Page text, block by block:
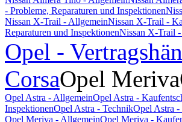
- Probleme, Reparaturen und Inspektionen
Nissan X-Trail - AllgemeinNissan X-Trail -
Reparaturen und InspektionenNissan X-Trail
Opel -
CorsaOpel Meriva
Opel Astra - AllgemeinOpel Astra -
InspektionenOpel Astra - TechnikOpel Astra -
Opel Meriva - AllgemeinOpel Meriva -